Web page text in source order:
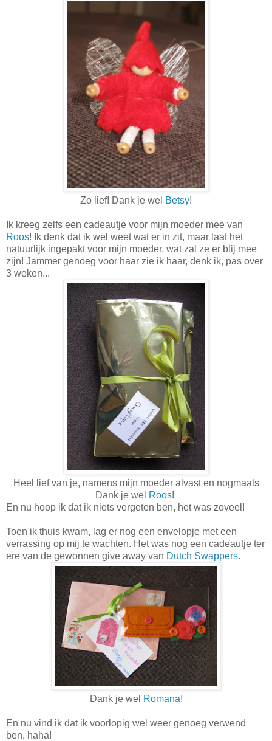
Zo lief! Dank je wel Betsy!
Ik kreeg zelfs een cadeautje voor mijn moeder mee van
Roos! Ik denk dat ik wel weet wat er in zit, maar laat het
natuurlijk ingepakt voor mijn moeder, wat zal ze er blij mee
zijn! Jammer genoeg voor haar zie ik haar, denk ik, pas over
3 weken...
Heel lief van je, namens mijn moeder alvast en nogmaals
Dank je wel Roos!
En nu hoop ik dat ik niets vergeten ben, het was zoveel!
Toen ik thuis kwam, lag er nog een envelopje met een
verrassing op mij te wachten. Het was nog een cadeautje ter
ere van de gewonnen give away van Dutch Swappers.
Dank je wel Romana!
En nu vind ik dat ik voorlopig wel weer genoeg verwend
ben, haha!